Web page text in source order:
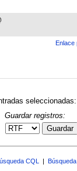
Enlace
seleccionadas:
Guardar registros:
Guardar
CQL